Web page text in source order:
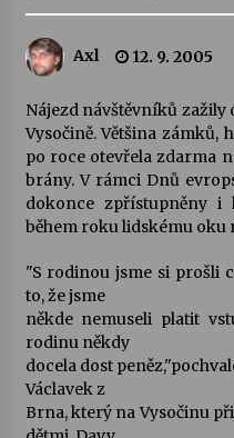
Veselí
Pozvánka
šedesátka:
28. 7.
Jenakaši
Votavžatský
Axl 12. 9. 2005
Nájezd návštěvníků
Vysočině. Většina
po roce otevřela zdarma
brány. V rámci Dnů
dokonce zpřístupněny i
během roku lidskému oku
"S rodinou jsme si prošli
to, že jsme
někde nemuseli platit
rodinu někdy
docela dost
Václavek z
Brna, který na Vysočinu